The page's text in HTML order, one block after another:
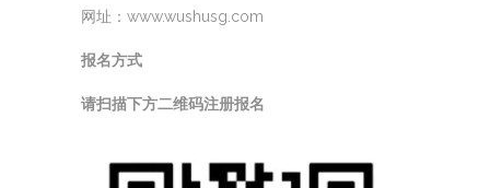
网址：www.wushusg.com
报名方式
请扫描下方二维码注册报名